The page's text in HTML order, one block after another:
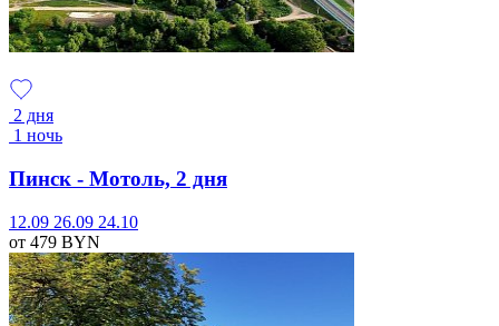
2 дня
1 ночь
Пинск - Мотоль, 2 дня
12.09 26.09 24.10
от 479 BYN